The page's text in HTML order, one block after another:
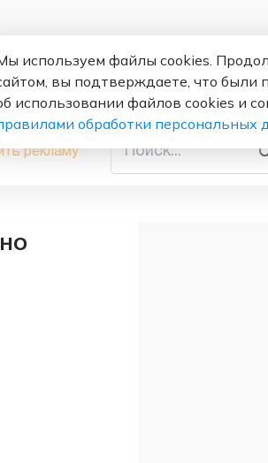
рекламу
используем файлы cookies.
вы подтверждаете, что были
использовании файлов cookies и
обработки персональных